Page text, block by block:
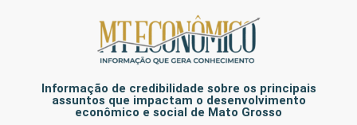
Informação de credibilidade sobre os principais
assuntos que impactam o desenvolvimento
econômico e social de Mato Grosso